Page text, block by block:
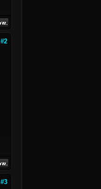
#2
#3